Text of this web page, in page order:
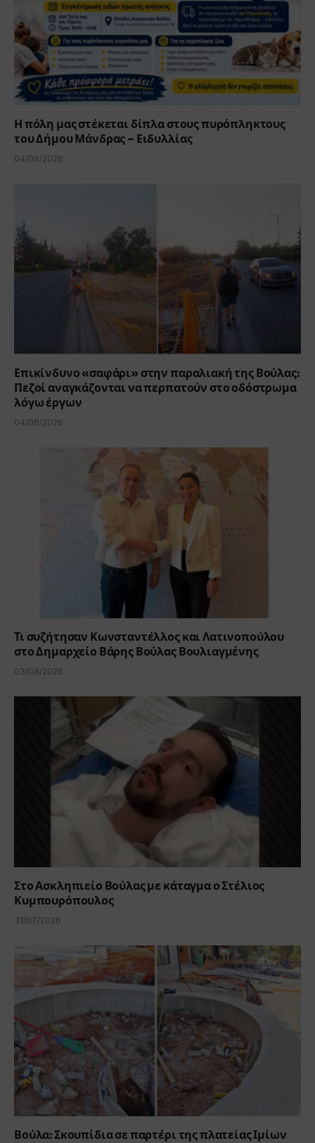
Η πόλη μας στέκεται δίπλα στους πυρόπληκτους
του Δήμου Μάνδρας – Ειδυλλίας
04/08/2026
Επικίνδυνο «σαφάρι» στην παραλιακή της Βούλας:
Πεζοί αναγκάζονται να περπατούν στο οδόστρωμα
λόγω έργων
04/08/2026
Τι συζήτησαν Κωνσταντέλλος και Λατινοπούλου
στο Δημαρχείο Βάρης Βούλας Βουλιαγμένης
03/08/2026
Στο Ασκληπιείο Βούλας με κάταγμα ο Στέλιος
Κυμπουρόπουλος
31/07/2026
Βούλα: Σκουπίδια σε παρτέρι της πλατείας Ιμίων